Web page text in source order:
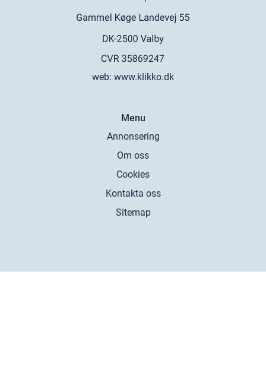
web: www.klikko.dk
Menu
Annonsering
Om oss
Cookies
Kontakta oss
Sitemap